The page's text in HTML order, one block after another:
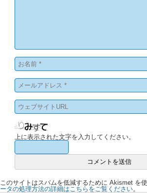
上に表示された文字を入力してください。
このサイトはスパムを低減するために Akismet を使
ータの処理方法の詳細はこちらをご覧ください。